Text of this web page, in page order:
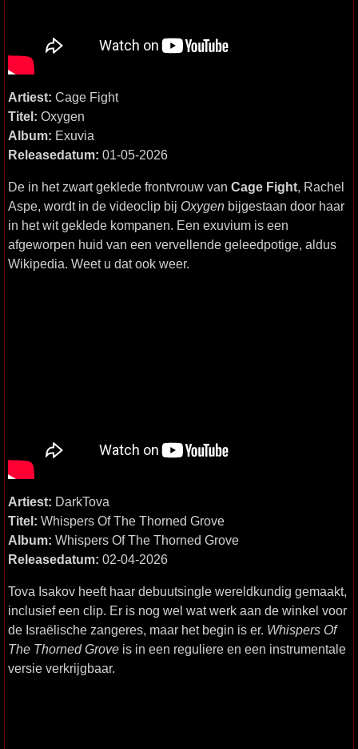
Artiest: Cage Fight
Titel: Oxygen
Album: Exuvia
Releasedatum: 01-05-2026
De in het zwart geklede frontvrouw van Cage Fight, Rachel
Aspe, wordt in de videoclip bij Oxygen bijgestaan door haar
in het wit geklede kompanen. Een exuvium is een
afgeworpen huid van een vervellende geleedpotige, aldus
Wikipedia. Weet u dat ook weer.
Artiest: DarkTova
Titel: Whispers Of The Thorned Grove
Album: Whispers Of The Thorned Grove
Releasedatum: 02-04-2026
Tova Isakov heeft haar debuutsingle wereldkundig gemaakt,
inclusief een clip. Er is nog wel wat werk aan de winkel voor
de Israëlische zangeres, maar het begin is er. Whispers Of
The Thorned Grove is in een reguliere en een instrumentale
versie verkrijgbaar.